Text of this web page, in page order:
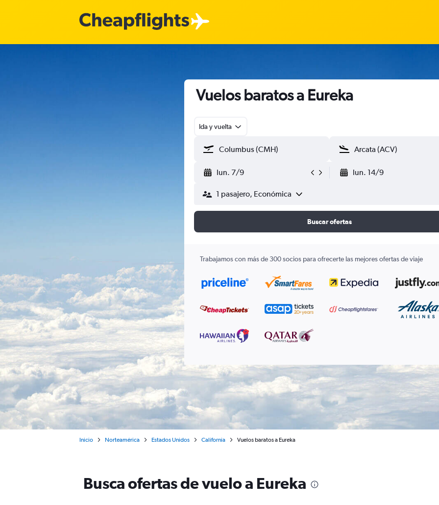
Vuelos baratos a Eureka
Ida y vuelta
lun. 7/9 lun. 14/9
1 pasajero, Económica
Buscar ofertas
Trabajamos con más de 300 socios para ofrecerte las mejores ofertas de viaje
Inicio Norteamérica Estados Unidos California Vuelos baratos a Eureka
Busca ofertas de vuelo a Eureka